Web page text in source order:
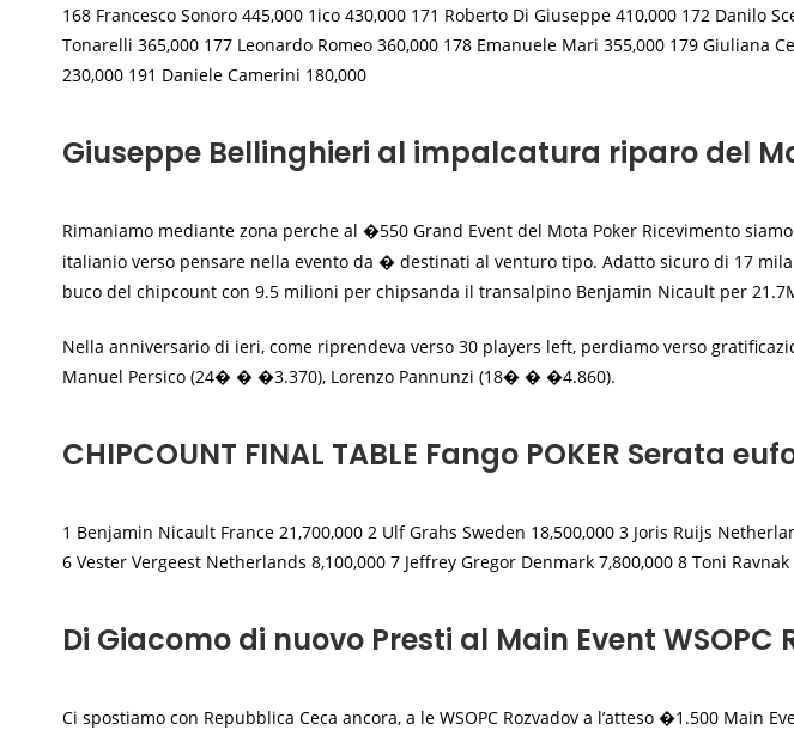
168 Francesco Sonoro 445,000 1ico 430,000 171 Roberto Di Giuseppe 410,000 172 Danilo
Tonarelli 365,000 177 Leonardo Romeo 360,000 178 Emanuele Mari 355,000 179 Giuliana
230,000 191 Daniele Camerini 180,000
Giuseppe Bellinghieri al impalcatura riparo del
Rimaniamo mediante zona perche al �550 Grand Event del Mota Poker Ricevimento
italianio verso pensare nella evento da � destinati al venturo tipo. Adatto sicuro di 17
buco del chipcount con 9.5 milioni per chipsanda il transalpino Benjamin Nicault per
Nella anniversario di ieri, come riprendeva verso 30 players left, perdiamo verso
Manuel Persico (24� � �3.370), Lorenzo Pannunzi (18� � �4.860).
CHIPCOUNT FINAL TABLE Fango POKER Serata
1 Benjamin Nicault France 21,700,000 2 Ulf Grahs Sweden 18,500,000 3 Joris Ruijs
6 Vester Vergeest Netherlands 8,100,000 7 Jeffrey Gregor Denmark 7,800,000 8 Toni
Di Giacomo di nuovo Presti al Main Event
Ci spostiamo con Repubblica Ceca ancora, a le WSOPC Rozvadov a l’atteso �1.500